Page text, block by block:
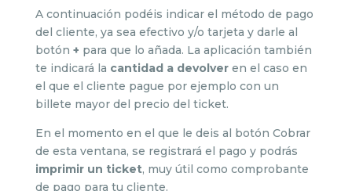
A continuación podéis indicar el método de pago
del cliente, ya sea efectivo y/o tarjeta y darle al
botón + para que lo añada. La aplicación también
te indicará la cantidad a devolveren el caso en
el que el cliente pague por ejemplo con un
billete mayor del precio del ticket.
En el momento en el que le deis al botón Cobrar
de esta ventana, se registrará el pago y podrás
imprimir un ticket, muy útil como comprobante
de pago para tu cliente.